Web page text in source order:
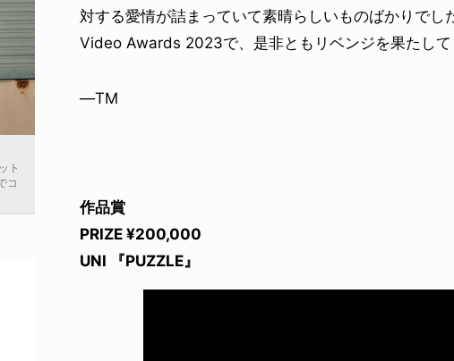
ト
コ
対する愛情が詰まっていて素晴らしいものばかりで
Video Awards 2023で、是非ともリベンジを果たして
—TM
作品賞
PRIZE ¥200,000
UNI 『PUZZLE』